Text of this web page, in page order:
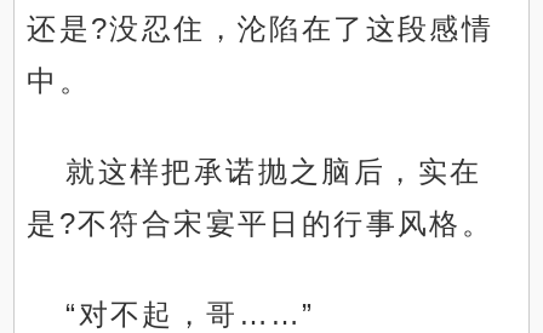
还是?没忍住，沦陷在了这段感情
中。
就这样把承诺抛之脑后，实在
是?不符合宋宴平日的行事风格。
“对不起，哥……”